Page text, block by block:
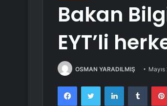
Bakan
EYT’li
OSMAN YARADILMIŞ
FacebookTwitter LinkedInTumblr